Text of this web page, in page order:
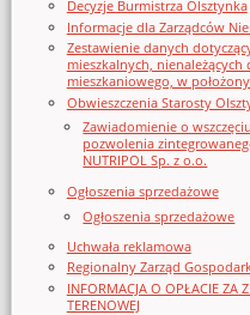
Decyzje Burmistrza Olsztynka
Informacje dla Zarządców
Zestawienie danych
mieszkalnych,
mieszkaniowego, w
Obwieszczenia Starosty
Zawiadomienie o
pozwolenia
NUTRIPOL Sp. z o.o.
Ogłoszenia sprzedażowe
Ogłoszenia sprzedażowe
Uchwała reklamowa
Regionalny Zarząd
INFORMACJA O OPŁACIE ZA
TERENOWEJ